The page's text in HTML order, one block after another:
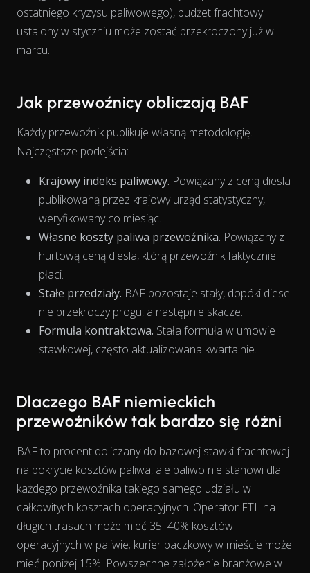
The chart has 1 X axis displaying Time. Data ranges from
ostatniego kryzysu paliwowego), budżet frachtowy
ustalony w styczniu może zostać przekroczony już w
marcu.
Jak przewoźnicy obliczają BAF
Każdy przewoźnik publikuje własną metodologię.
Najczęstsze podejścia:
Krajowy indeks paliwowy. Powiązany z ceną diesla
publikowaną przez krajowy urząd statystyczny,
weryfikowany co miesiąc.
Własne koszty paliwa przewoźnika. Powiązany z
hurtową ceną diesla, którą przewoźnik faktycznie
płaci.
Stałe przedziały. BAF pozostaje stały, dopóki diesel
nie przekroczy progu, a następnie skacze.
Formuła kontraktowa. Stała formuła w umowie
stawkowej, często aktualizowana kwartalnie.
Dlaczego BAF niemieckich
przewoźników tak bardzo się różni
BAF to procent doliczany do bazowej stawki frachtowej
na pokrycie kosztów paliwa, ale paliwo nie stanowi dla
każdego przewoźnika takiego samego udziału w
całkowitych kosztach operacyjnych. Operator FTL na
długich trasach może mieć 35–40% kosztów
operacyjnych w paliwie; kurier paczkowy w mieście może
mieć poniżej 15%. Powszechne założenie branżowe w